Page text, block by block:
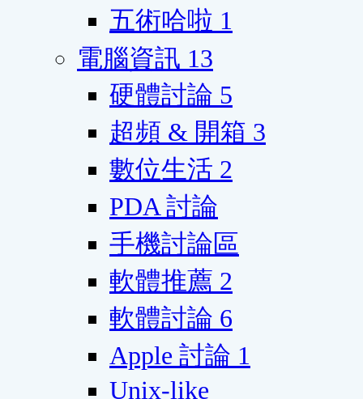
五術哈啦 1
電腦資訊 13
硬體討論 5
超頻 & 開箱 3
數位生活 2
PDA 討論
手機討論區
軟體推薦 2
軟體討論 6
Apple 討論 1
Unix-like